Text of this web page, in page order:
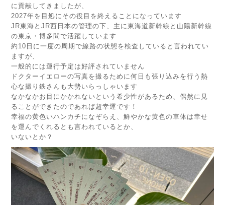
に貢献してきましたが、
2027年を目処にその役目を終えることになっています
JR東海とJR西日本の管理の下、主に東海道新幹線と山陽新幹線
の東京・博多間で活躍しています
約10日に一度の周期で線路の状態を検査していると言われてい
ますが、
一般的には運行予定は好評されていません
ドクターイエローの写真を撮るために何日も張り込みを行う熱
心な撮り鉄さんも大勢いらっしゃいます
なかなかお目にかかれないという希少性があるため、偶然に見
ることができたのであれば超幸運です！
幸福の黄色いハンカチになぞらえ、鮮やかな黄色の車体は幸せ
を運んでくれるとも言われているとか、
いないとか？